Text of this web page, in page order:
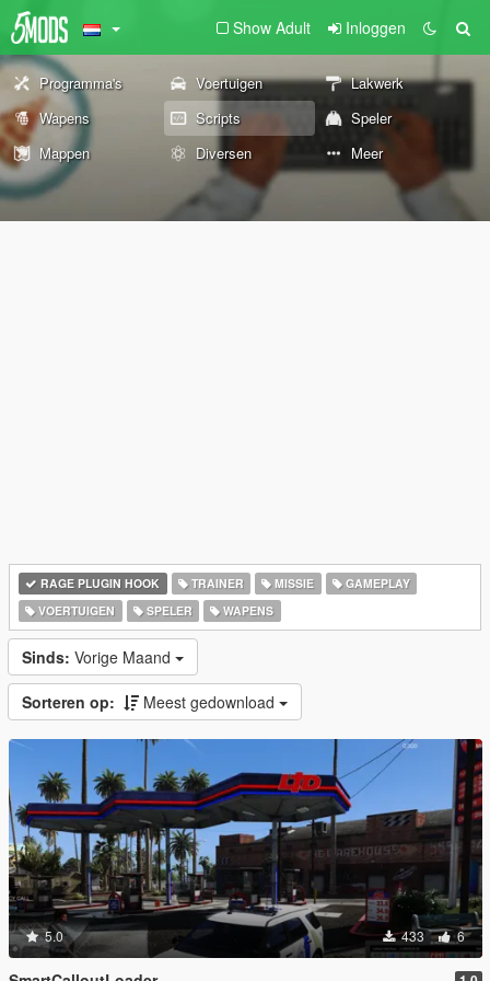
Show Adult Inloggen
Programma's Voertuigen
Lakwerk
Wapens
Scripts
Speler
Mappen
Diversen Meer
RAGE PLUGIN HOOK TRAINER MISSIE
GAMEPLAY
VOERTUIGEN
SPELER WAPENS
Sinds: Vorige Maand
Sorteren op: Meest gedownload
5.0 433 6